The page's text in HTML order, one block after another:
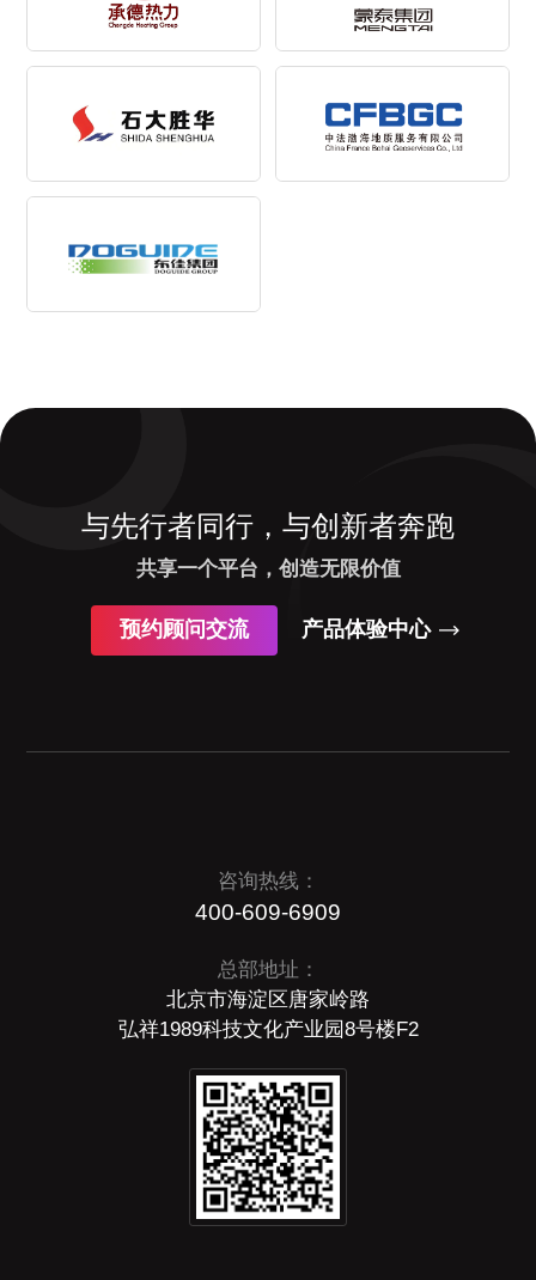
与先行者同行，与创新者奔跑
共享一个平台，创造无限价值
预约顾问交流 产品体验中心
咨询热线：
400-609-6909
总部地址：
北京市海淀区唐家岭路
弘祥1989科技文化产业园8号楼F2